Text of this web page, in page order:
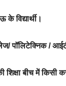
के विद्यार्थी।
पॉलिटेक्निक /
शिक्षा बीच में